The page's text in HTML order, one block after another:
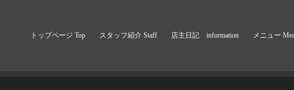
トップページ Top スタッフ紹介 Staff 店主日記 information メニュー